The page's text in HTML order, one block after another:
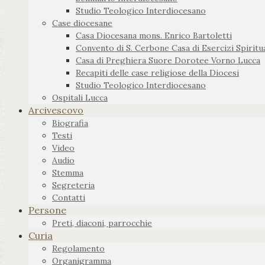
Studio Teologico Interdiocesano
Case diocesane
Casa Diocesana mons. Enrico Bartoletti
Convento di S. Cerbone Casa di Esercizi
Casa di Preghiera Suore Dorotee Vorno Lucca
Recapiti delle case religiose della Diocesi
Studio Teologico Interdiocesano
Ospitali Lucca
Arcivescovo
Biografia
Testi
Video
Audio
Stemma
Segreteria
Contatti
Persone
Preti, diaconi, parrocchie
Curia
Regolamento
Organigramma